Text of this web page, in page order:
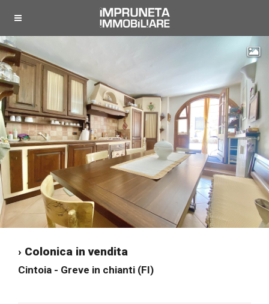
› Colonica in vendita
Cintoia - Greve in chianti (FI)